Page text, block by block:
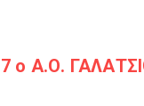
ο Α.Ο.